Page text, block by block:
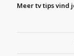
Meer tv tips vind